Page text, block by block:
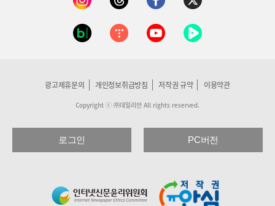
광고제휴문의 개인정보취급방침 저작권 규약 이용약관
Copyright ⓒ ㈜데일리안 All rights reserved.
로그인 PC버전